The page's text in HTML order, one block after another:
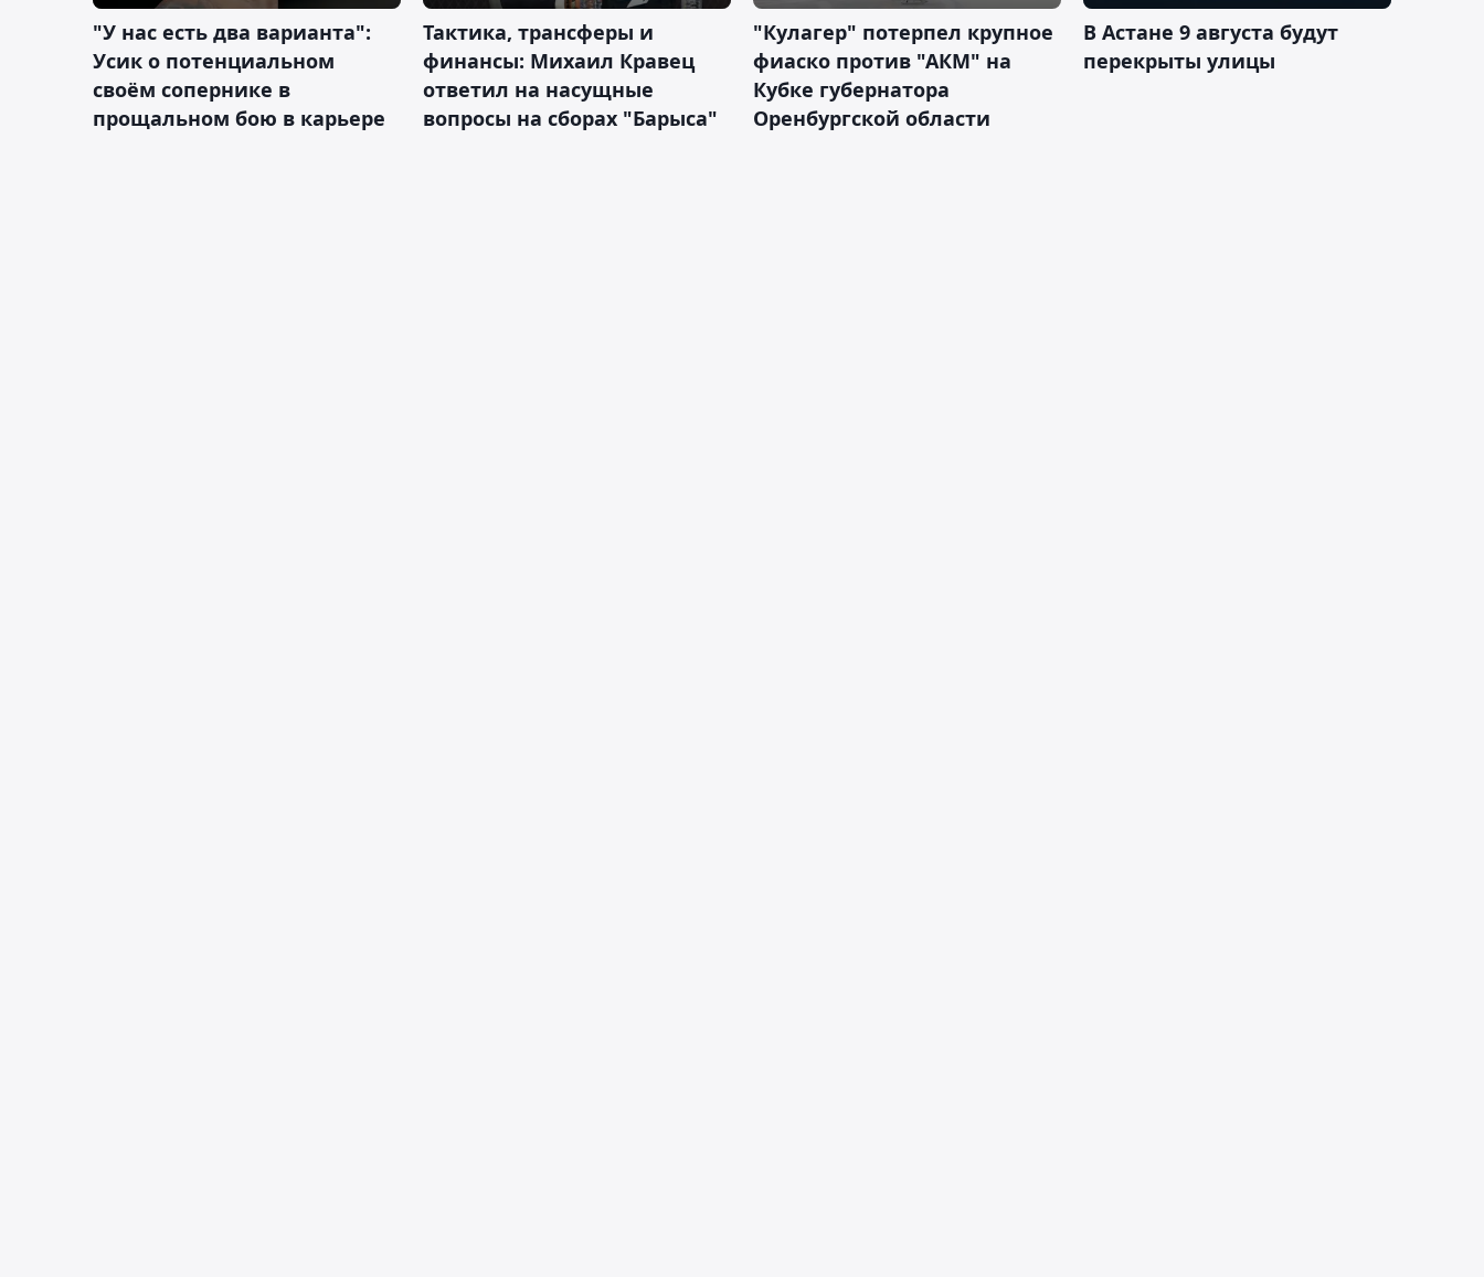
"У нас есть два варианта":
Усик о потенциальном
своём сопернике в
прощальном бою в карьере
Тактика, трансферы и
финансы: Михаил Кравец
ответил на насущные
вопросы на сборах "Барыса"
"Кулагер" потерпел крупное
фиаско против "АКМ" на
Кубке губернатора
Оренбургской области
В Астане 9 августа будут
перекрыты улицы